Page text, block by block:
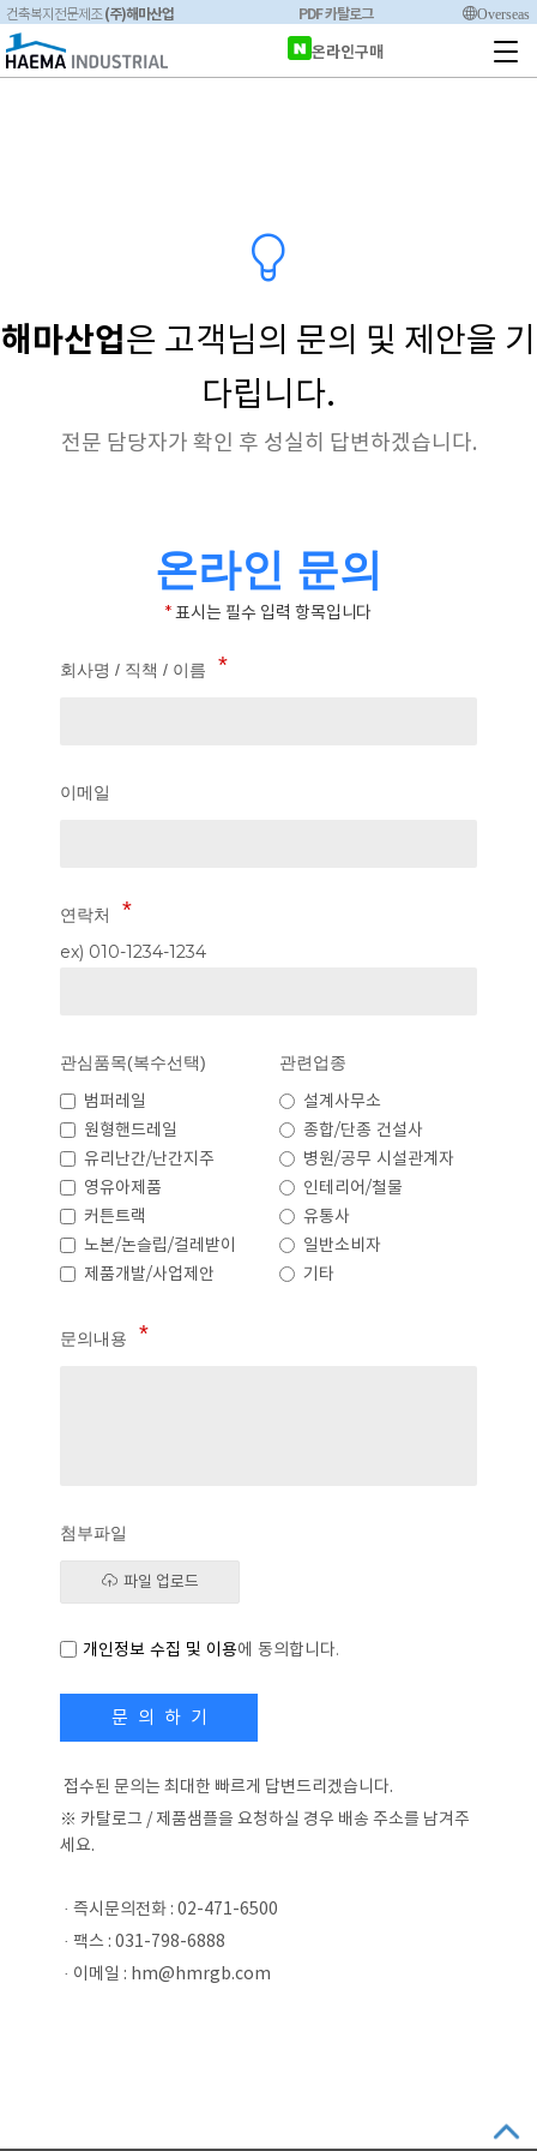
건축복지전문제조(주)해마산업 PDF 카탈로그 Overseas
온라인구매
해마산업은 고객님의 문의 및 제안을 기
다립니다.
전문 담당자가 확인 후 성실히 답변하겠습니다.
온라인 문의
*표시는 필수 입력 항목입니다
회사명 / 직책 / 이름
이메일
연락처
ex) 010-1234-1234
관심품목(복수선택)
범퍼레일
원형핸드레일
유리난간/난간지주
영유아제품
커튼트랙
노본/논슬립/걸레받이
제품개발/사업제안
관련업종
설계사무소
종합/단종 건설사
병원/공무 시설관계자
인테리어/철물
유통사
일반소비자
기타
문의내용
첨부파일
파일 업로드
개인정보 수집 및 이용에 동의합니다.
문 의 하 기
접수된 문의는 최대한 빠르게 답변드리겠습니다.
※ 카탈로그 / 제품샘플을 요청하실 경우 배송 주소를 남겨주
세요.
· 즉시문의전화 : 02-471-6500
· 팩스 : 031-798-6888
· 이메일 : hm@hmrgb.com